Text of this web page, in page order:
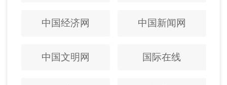
中国经济网 中国新闻网
中国文明网 国际在线